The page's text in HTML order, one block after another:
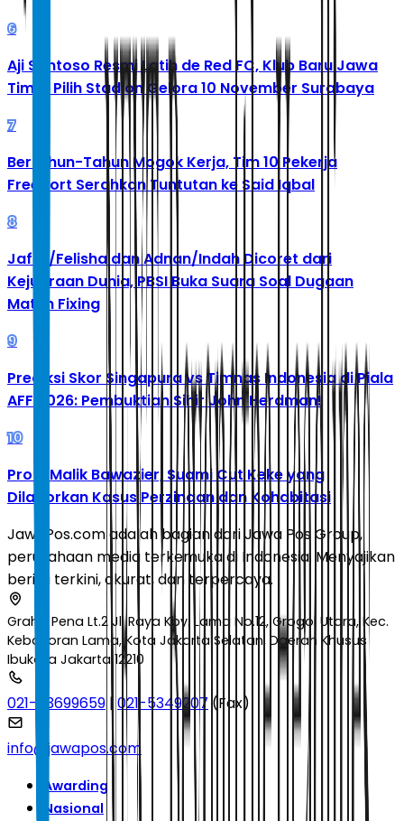
6
Aji Santoso Resmi Latih de Red FC, Klub Baru Jawa
Timur Pilih Stadion Gelora 10 November Surabaya
7
Bertahun-Tahun Mogok Kerja, Tim 10 Pekerja
Freeport Serahkan Tuntutan ke Said Iqbal
8
Jafar/Felisha dan Adnan/Indah Dicoret dari
Kejuaraan Dunia, PBSI Buka Suara Soal Dugaan
Match Fixing
9
Prediksi Skor Singapura vs Timnas Indonesia di Piala
AFF 2026: Pembuktian Sihir John Herdman!
10
Profil Malik Bawazier, Suami Cut Keke yang
Dilaporkan Kasus Perzinaan dan Kohabitasi
JawaPos.com adalah bagian dari Jawa Pos Group,
perusahaan media terkemuka di Indonesia. Menyajikan
berita terkini, akurat, dan terpercaya.
Graha Pena Lt.2 Jl. Raya Kby. Lama No.12, Grogol Utara, Kec.
Kebayoran Lama, Kota Jakarta Selatan, Daerah Khusus
Ibukota Jakarta 12210
021-53699659 | 021-5349207 (Fax)
info@jawapos.com
Awarding
Nasional